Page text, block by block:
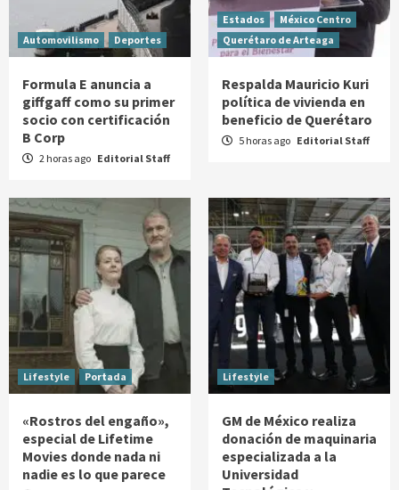
Automovilismo Deportes
Formula E anuncia a
giffgaff como su primer
socio con certificación
B Corp
2 horas ago Editorial Staff
Estados
México Centro
Querétaro de Arteaga
Respalda Mauricio Kuri
política de vivienda en
beneficio de Querétaro
5 horas ago Editorial Staff
Lifestyle Portada
«Rostros del engaño»,
especial de Lifetime
Movies donde nada ni
nadie es lo que parece
Lifestyle
GM de México realiza
donación de maquinaria
especializada a la
Universidad